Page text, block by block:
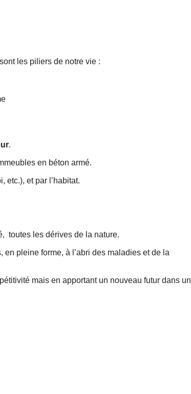
les piliers de notre vie :
.
en béton armé.
etc.), et par l’habitat.
toutes les dérives de la nature.
pleine forme, à l’abri des maladies et de la
mais en apportant un nouveau futur dans un